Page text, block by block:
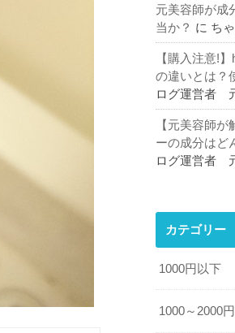
元美容師が成
当か？ に ち
【購入注意!
の違いとは？
ログ運営者
【元美容師
ーの成分はど
ログ運営者
カテゴリー
1000円以下
1000～2000